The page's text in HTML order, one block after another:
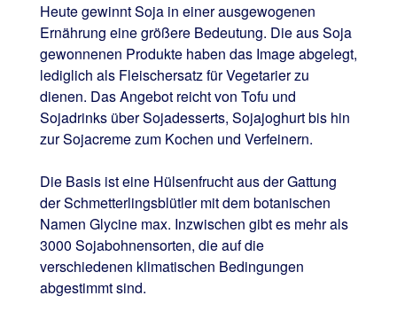
Heute gewinnt Soja in einer ausgewogenen
Ernährung eine größere Bedeutung. Die aus Soja
gewonnenen Produkte haben das Image abgelegt,
lediglich als Fleischersatz für Vegetarier zu
dienen. Das Angebot reicht von Tofu und
Sojadrinks über Sojadesserts, Sojajoghurt bis hin
zur Sojacreme zum Kochen und Verfeinern.
Die Basis ist eine Hülsenfrucht aus der Gattung
der Schmetterlingsblütler mit dem botanischen
Namen Glycine max. Inzwischen gibt es mehr als
3000 Sojabohnensorten, die auf die
verschiedenen klimatischen Bedingungen
abgestimmt sind.